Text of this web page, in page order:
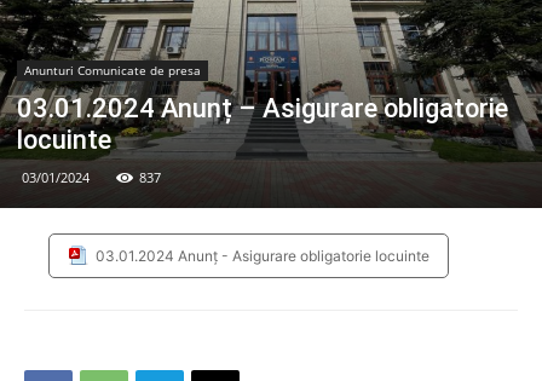
Anunturi Comunicate de presa
03.01.2024 Anunț – Asigurare obligatorie
locuinte
03/01/2024 837
03.01.2024 Anunț - Asigurare obligatorie locuinte